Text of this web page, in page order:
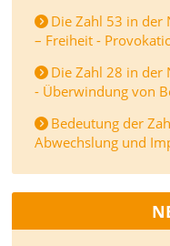
Die Zahl 53 in der
– Freiheit -
Die Zahl 28 in der
- Überwindung von
Bedeutung der
Abwechslung und